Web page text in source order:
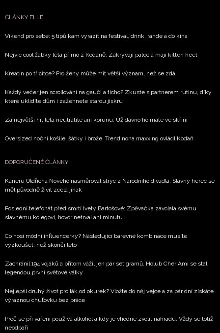
ČLÁNKY ELLE
Víkend pro sebe: 5 tipů kam vyrazit na festival, drink, rande a do kina
Nejvíc cool žabky léta přímo z Kodaně. Zakrývají palec a mají kitten heel
Kreatin po třicítce? Pro ženy může mít větší význam, než se zdá
Každý večer jen scrollování na gauči a ticho? Zkuste s partnerem rutinu, díky
které uklidíte dům i zažehnete starou jiskru
Za největší hit léta neutratíte ani korunu. Už dávno ho máte ve skříni
Oversized noční košile, šátky i brože. Trend nona maxxing ovládl Kodaň
DOPORUČENÉ ČLÁNKY
Kariéru Oldřicha Nového nasměroval strýc z Národního divadla: Slavný herec se
měl původně živit zcela jinak
Poslední telefonát před smrtí Ivety Bartošové: Zpěvačka zavolala svému
slavnému kolegovi, hovor netrval ani minutu
Co nosí módní influencerky? Následující barevné kombinace musíte
vyzkoušet, než skončí léto
Zachránil 194 vojáků a přitom vážil jen pár set gramů. Holub Cher Ami se stal
legendou první světové války
Nejlepší druhý život pro lák od okurek? Vložte do něj vejce a za pár dní získáte
výraznou chuťovku bez práce
Proč se při vaření používá alkohol a kdy je vhodné zvolit náhradu. Vždy se totiž
neodpaří